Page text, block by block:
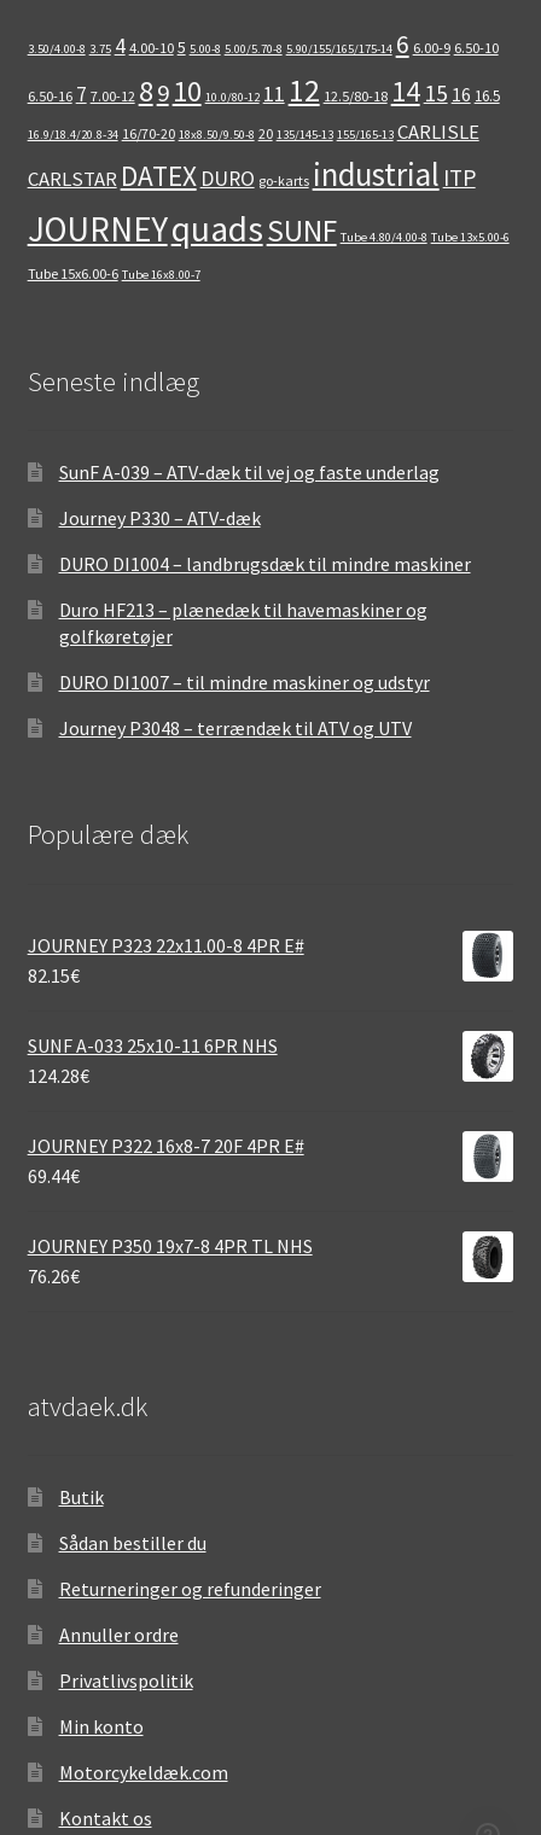
3.50/4.00-8 3.75 4 4.00-10 5 5.00-8 5.00/5.70-8 5.90/155/165/175-14 6 6.00-9 6.50-10
6.50-16 7 7.00-12 89 10 10.0/80-12 11 12 12.5/80-18 14 15 16 16.5
16.9/18.4/20.8-34 16/70-20 18x8.50/9.50-8 20 135/145-13 155/165-13 CARLISLE
CARLSTAR DATEX DURO go-karts industrial ITP
JOURNEYquadsSUNF Tube 4.80/4.00-8 Tube 13x5.00-6
Tube 15x6.00-6 Tube 16x8.00-7
Seneste indlæg
SunF A-039 – ATV-dæk til vej og faste underlag
Journey P330 – ATV-dæk
DURO DI1004 – landbrugsdæk til mindre maskiner
Duro HF213 – plænedæk til havemaskiner og
golfkøretøjer
DURO DI1007 – til mindre maskiner og udstyr
Journey P3048 – terrændæk til ATV og UTV
Populære dæk
JOURNEY P323 22x11.00-8 4PR E#
82.15€
SUNF A-033 25x10-11 6PR NHS
124.28€
JOURNEY P322 16x8-7 20F 4PR E#
69.44€
JOURNEY P350 19x7-8 4PR TL NHS
76.26€
atvdaek.dk
Butik
Sådan bestiller du
Returneringer og refunderinger
Annuller ordre
Privatlivspolitik
Min konto
Motorcykeldæk.com
Kontakt os